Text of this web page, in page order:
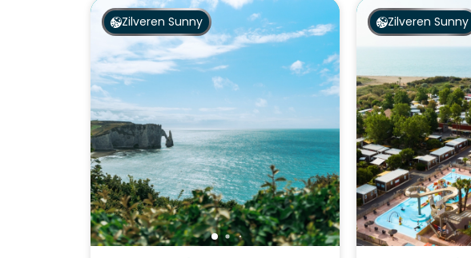
Zilveren Sunny Zilveren Sunny